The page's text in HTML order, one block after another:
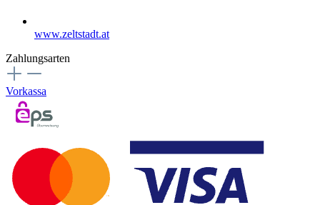
www.zeltstadt.at
Zahlungsarten
Vorkassa